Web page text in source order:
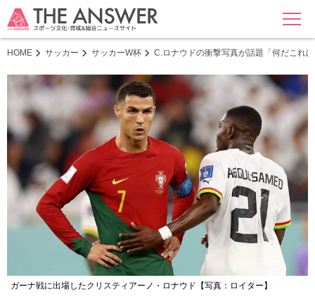
MENU
HOME サッカー サッカーW杯 C.ロナウドの衝撃写真が話題「何だこれ
ガーナ戦に出場したクリスティアーノ・ロナウド【写真：ロイター】